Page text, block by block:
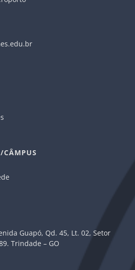
CÂMPUS
Guapó, Qd. 45, Lt. 02, Setor
Trindade – GO